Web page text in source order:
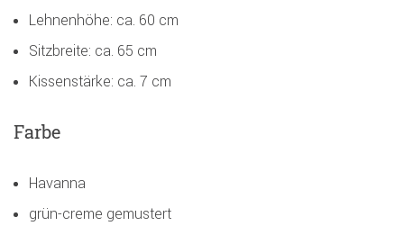
Lehnenhöhe: ca. 60 cm
Sitzbreite: ca. 65 cm
Kissenstärke: ca. 7 cm
Farbe
Havanna
grün-creme gemustert